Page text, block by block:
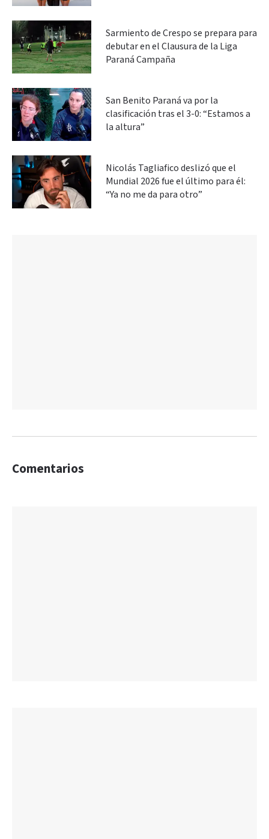
Sarmiento de Crespo se prepara para
debutar en el Clausura de la Liga
Paraná Campaña
San Benito Paraná va por la
clasificación tras el 3-0: “Estamos a
la altura”
Nicolás Tagliafico deslizó que el
Mundial 2026 fue el último para él:
“Ya no me da para otro”
Comentarios